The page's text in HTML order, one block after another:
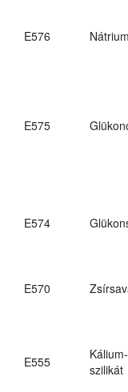
E576
E575
E574
E570
E555
szilikát